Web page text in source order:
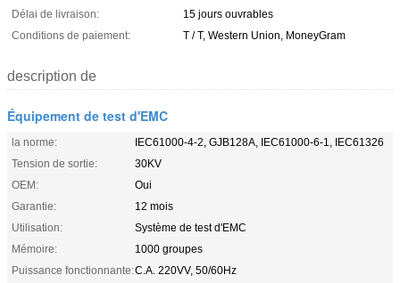
Délai de livraison:
15 jours ouvrables
Conditions de paiement:
T / T, Western Union, MoneyGram
description de
Équipement de test d'EMC
la norme:
IEC61000-4-2, GJB128A, IEC61000-6-1, IEC61326
Tension de sortie:
30KV
OEM:
Oui
Garantie:
12 mois
Utilisation:
Système de test d'EMC
Mémoire:
1000 groupes
Puissance fonctionnante:C.A. 220VV, 50/60Hz